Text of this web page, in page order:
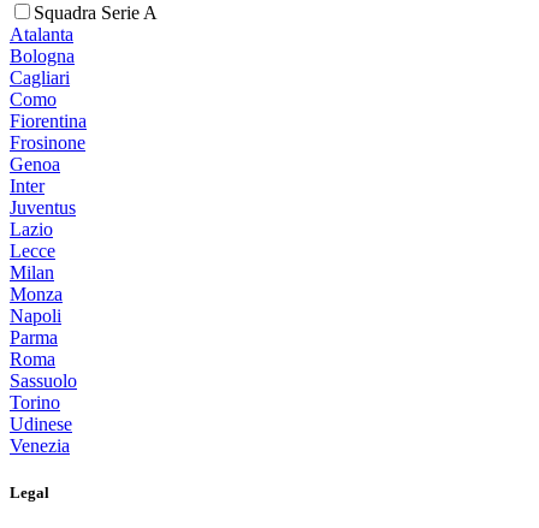
Squadra Serie A
Atalanta
Bologna
Cagliari
Como
Fiorentina
Frosinone
Genoa
Inter
Juventus
Lazio
Lecce
Milan
Monza
Napoli
Parma
Roma
Sassuolo
Torino
Udinese
Venezia
Legal